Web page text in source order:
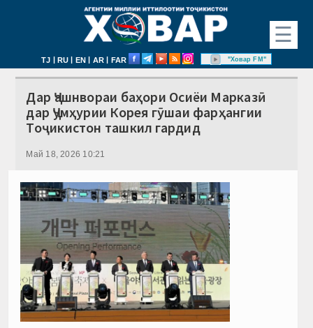
☰
TJ | RU | EN | AR | FAR "Ховар FM"
Дар Ҷашнвораи баҳори Осиёи Марказӣ
дар Ҷумҳурии Корея гӯшаи фарҳангии
Тоҷикистон ташкил гардид
Май 18, 2026 10:21